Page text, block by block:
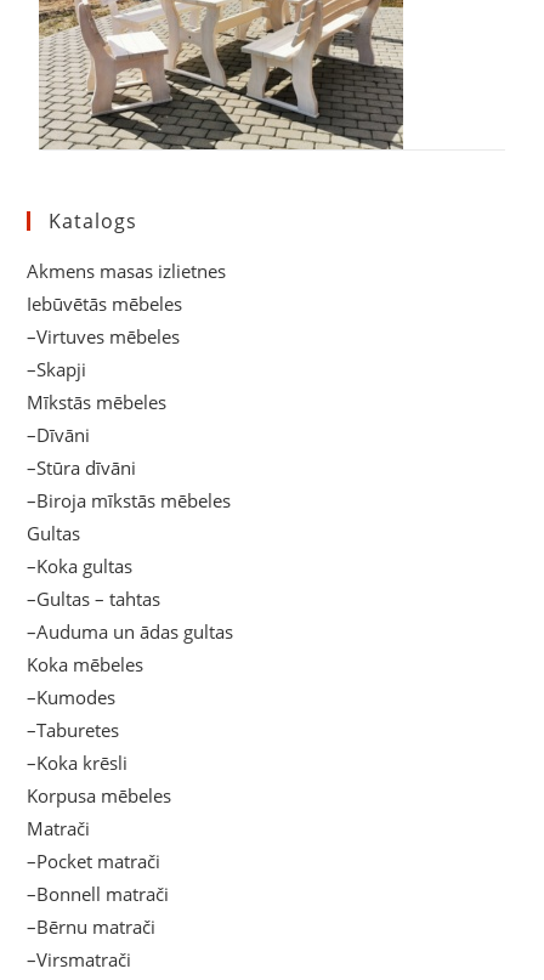
Katalogs
Akmens masas izlietnes
Iebūvētās mēbeles
–Virtuves mēbeles
–Skapji
Mīkstās mēbeles
–Dīvāni
–Stūra dīvāni
–Biroja mīkstās mēbeles
Gultas
–Koka gultas
–Gultas – tahtas
–Auduma un ādas gultas
Koka mēbeles
–Kumodes
–Taburetes
–Koka krēsli
Korpusa mēbeles
Matrači
–Pocket matrači
–Bonnell matrači
–Bērnu matrači
–Virsmatrači